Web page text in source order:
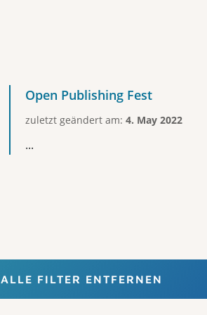
Open Publishing Fest
zuletzt geändert am: 4. May 2022
...
ALLE FILTER ENTFERNEN